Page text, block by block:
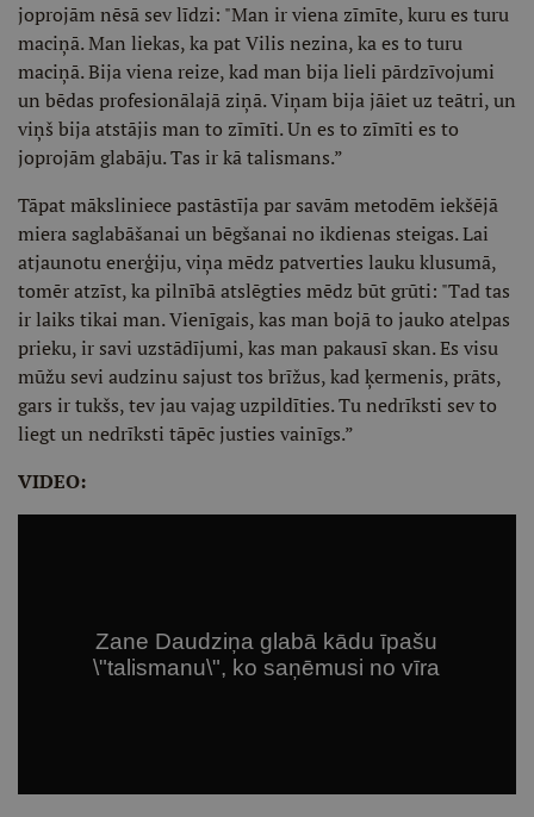
joprojām nēsā sev līdzi: "Man ir viena zīmīte, kuru es turu
maciņā. Man liekas, ka pat Vilis nezina, ka es to turu
maciņā. Bija viena reize, kad man bija lieli pārdzīvojumi
un bēdas profesionālajā ziņā. Viņam bija jāiet uz teātri, un
viņš bija atstājis man to zīmīti. Un es to zīmīti es to
joprojām glabāju. Tas ir kā talismans.”
Tāpat māksliniece pastāstīja par savām metodēm iekšējā
miera saglabāšanai un bēgšanai no ikdienas steigas. Lai
atjaunotu enerģiju, viņa mēdz patverties lauku klusumā,
tomēr atzīst, ka pilnībā atslēgties mēdz būt grūti: "Tad tas
ir laiks tikai man. Vienīgais, kas man bojā to jauko atelpas
prieku, ir savi uzstādījumi, kas man pakausī skan. Es visu
mūžu sevi audzinu sajust tos brīžus, kad ķermenis, prāts,
gars ir tukšs, tev jau vajag uzpildīties. Tu nedrīksti sev to
liegt un nedrīksti tāpēc justies vainīgs.”
VIDEO: